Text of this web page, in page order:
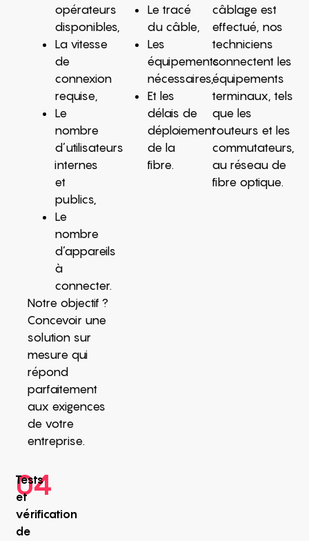
opérateurs
disponibles,
La vitesse
de
connexion
requise,
Le
nombre
d’utilisateurs
internes
et
publics,
Le
nombre
d’appareils
à
connecter.
Notre objectif ?
Concevoir une
solution sur
mesure qui
répond
parfaitement
aux exigences
de votre
entreprise.
Le tracé
du câble,
Les
équipements
nécessaires,
Et les
délais de
déploiement
de la
fibre.
câblage est
effectué, nos
techniciens
connectent les
équipements
terminaux, tels
que les
routeurs et les
commutateurs,
au réseau de
fibre optique.
04
Tests
et
vérification
de